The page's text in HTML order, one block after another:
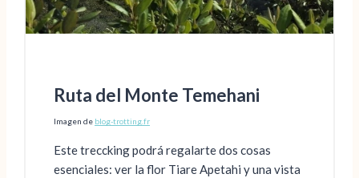
Ruta del Monte Temehani
Imagen de blog-trotting.fr
Este treccking podrá regalarte dos cosas
esenciales: ver la flor Tiare Apetahi y una vista